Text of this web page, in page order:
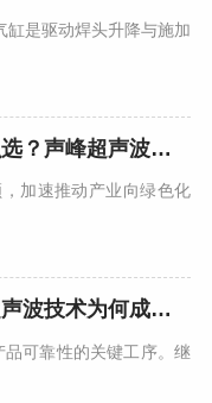
是驱动焊头升降与施加
太仓超声波焊接机源头厂家怎么选？声峰超声波用实力说话
加速推动产业向绿色化
继电器外壳焊接新方案：声峰超声波技术为何成为行业首选？
可靠性的关键工序。继